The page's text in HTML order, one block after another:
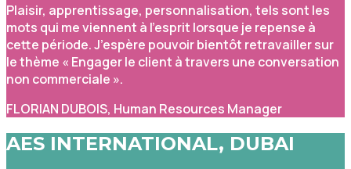
Plaisir, apprentissage, personnalisation, tels sont les
mots qui me viennent à l’esprit lorsque je repense à
cette période. J’espère pouvoir bientôt retravailler sur
le thème « Engager le client à travers une conversation
non commerciale ».
FLORIAN DUBOIS, Human Resources Manager
AES INTERNATIONAL, DUBAI